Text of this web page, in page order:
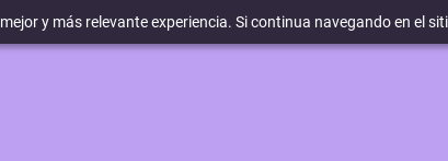
y más relevante experiencia. Si continua navegando en el